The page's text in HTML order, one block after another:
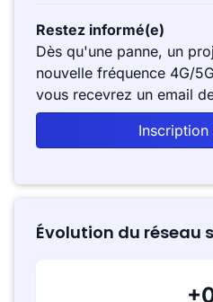
Restez informé(e)
Dès qu'une panne, un
nouvelle fréquence 4G/
vous recevrez un email
Évolution du réseau